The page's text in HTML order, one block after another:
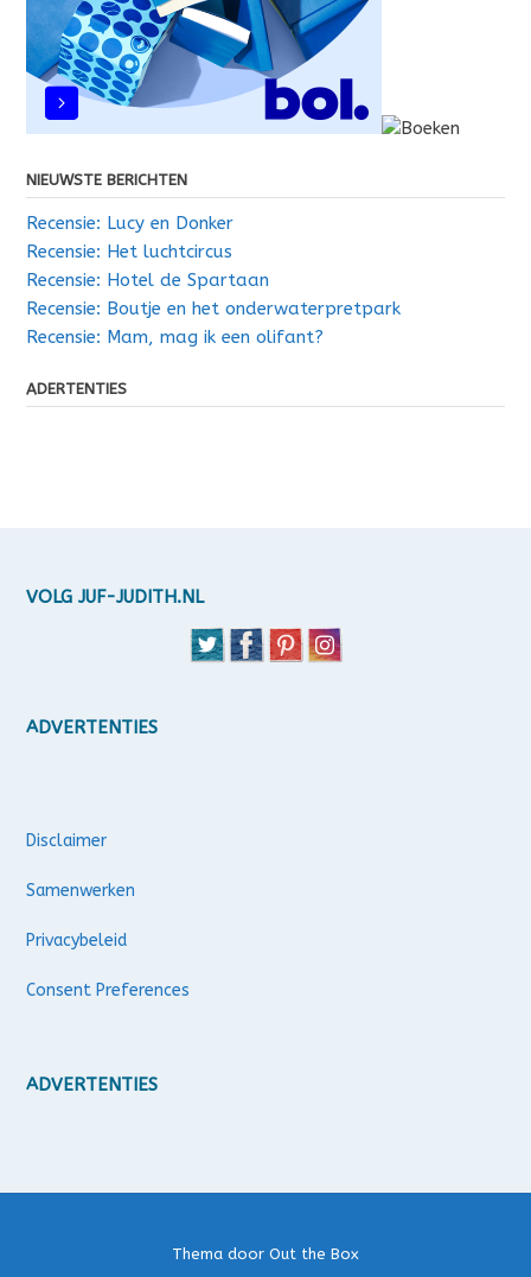
NIEUWSTE BERICHTEN
Recensie: Lucy en Donker
Recensie: Het luchtcircus
Recensie: Hotel de Spartaan
Recensie: Boutje en het onderwaterpretpark
Recensie: Mam, mag ik een olifant?
ADERTENTIES
VOLG JUF-JUDITH.NL
ADVERTENTIES
Disclaimer
Samenwerken
Privacybeleid
Consent Preferences
ADVERTENTIES
Thema door Out the Box